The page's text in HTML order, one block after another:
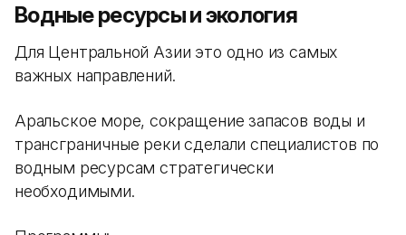
Водные ресурсы и экология
Для Центральной Азии это одно из самых
важных направлений.
Аральское море, сокращение запасов воды и
трансграничные реки сделали специалистов по
водным ресурсам стратегически
необходимыми.